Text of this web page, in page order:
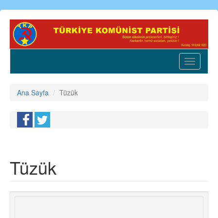
Ana
içeriğe
Toggle
Ana Sayfa Tüzük
Tüzük